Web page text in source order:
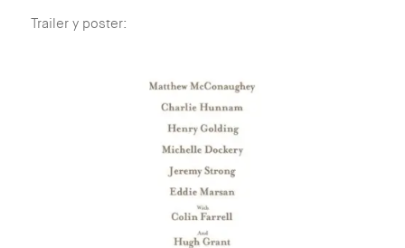
Trailer y poster: